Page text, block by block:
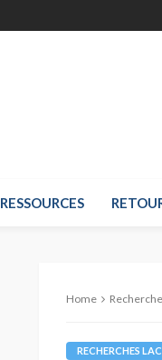
RESSOURCES
Home
RECHERCHES